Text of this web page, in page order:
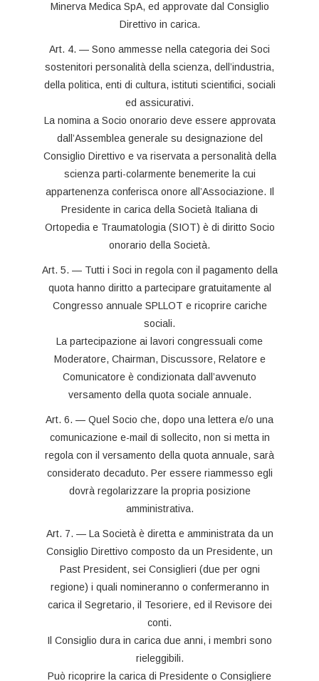
Minerva Medica SpA, ed approvate dal Consiglio
Direttivo in carica.
Art. 4. — Sono ammesse nella categoria dei Soci
sostenitori personalità della scienza, dell’industria,
della politica, enti di cultura, istituti scientifici, sociali
ed assicurativi.
La nomina a Socio onorario deve essere approvata
dall’Assemblea generale su designazione del
Consiglio Direttivo e va riservata a personalità della
scienza parti-colarmente benemerite la cui
appartenenza conferisca onore all’Associazione. Il
Presidente in carica della Società Italiana di
Ortopedia e Traumatologia (SIOT) è di diritto Socio
onorario della Società.
Art. 5. — Tutti i Soci in regola con il pagamento della
quota hanno diritto a partecipare gratuitamente al
Congresso annuale SPLLOT e ricoprire cariche
sociali.
La partecipazione ai lavori congressuali come
Moderatore, Chairman, Discussore, Relatore e
Comunicatore è condizionata dall’avvenuto
versamento della quota sociale annuale.
Art. 6. — Quel Socio che, dopo una lettera e/o una
comunicazione e-mail di sollecito, non si metta in
regola con il versamento della quota annuale, sarà
considerato decaduto. Per essere riammesso egli
dovrà regolarizzare la propria posizione
amministrativa.
Art. 7. — La Società è diretta e amministrata da un
Consiglio Direttivo composto da un Presidente, un
Past President, sei Consiglieri (due per ogni
regione) i quali nomineranno o confermeranno in
carica il Segretario, il Tesoriere, ed il Revisore dei
conti.
Il Consiglio dura in carica due anni, i membri sono
rieleggibili.
Può ricoprire la carica di Presidente o Consigliere